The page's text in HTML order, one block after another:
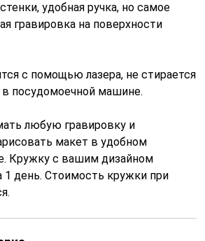
удобная ручка, но самое
гравировка на поверхности
с помощью лазера, не стирается
посудомоечной машине.
любую гравировку и
макет в удобном
Кружку с вашим дизайном
1 день. Стоимость кружки при